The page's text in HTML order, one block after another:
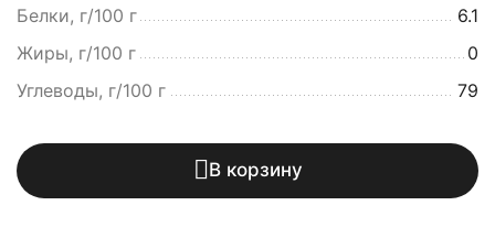
Белки, г/100 г
6.1
Жиры, г/100 г
0
Углеводы, г/100 г
79
В корзину